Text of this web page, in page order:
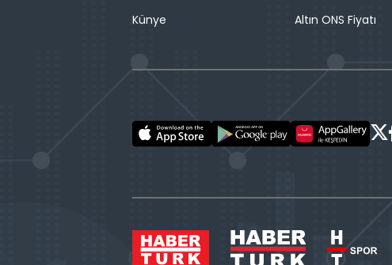
Künye
Altın ONS Fiyatı